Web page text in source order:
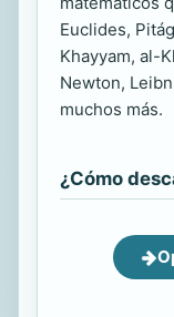
Euclides,
Khayyam, al-
Newton,
muchos más.
¿Cómo